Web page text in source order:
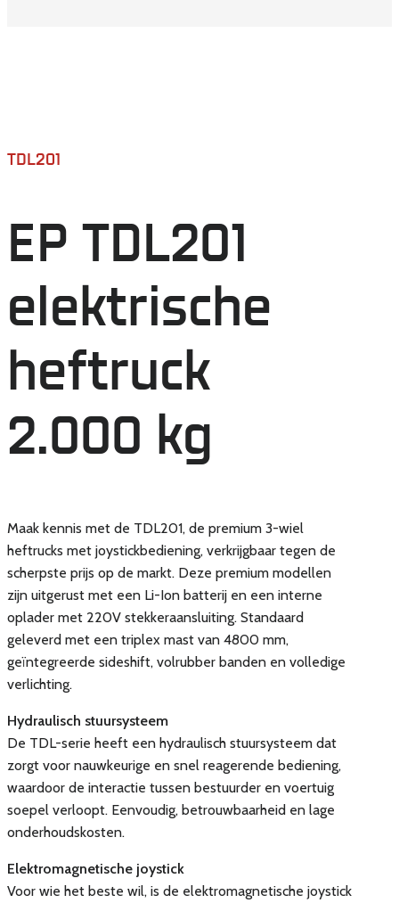
TDL201
EP TDL201
elektrische
heftruck
2.000 kg
Maak kennis met de TDL201, de premium 3-wiel
heftrucks met joystickbediening, verkrijgbaar tegen de
scherpste prijs op de markt. Deze premium modellen
zijn uitgerust met een Li-Ion batterij en een interne
oplader met 220V stekkeraansluiting. Standaard
geleverd met een triplex mast van 4800 mm,
geïntegreerde sideshift, volrubber banden en volledige
verlichting.
Hydraulisch stuursysteem
De TDL-serie heeft een hydraulisch stuursysteem dat
zorgt voor nauwkeurige en snel reagerende bediening,
waardoor de interactie tussen bestuurder en voertuig
soepel verloopt. Eenvoudig, betrouwbaarheid en lage
onderhoudskosten.
Elektromagnetische joystick
Voor wie het beste wil, is de elektromagnetische joystick